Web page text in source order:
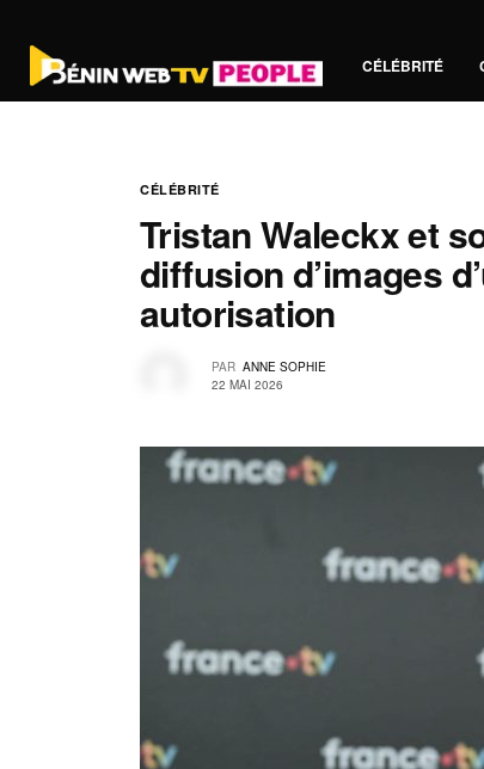
CÉLÉBRITÉ
CÉLÉBRITÉ
Tristan Waleckx et
diffusion d’images
autorisation
PAR ANNE SOPHIE
22 MAI 2026